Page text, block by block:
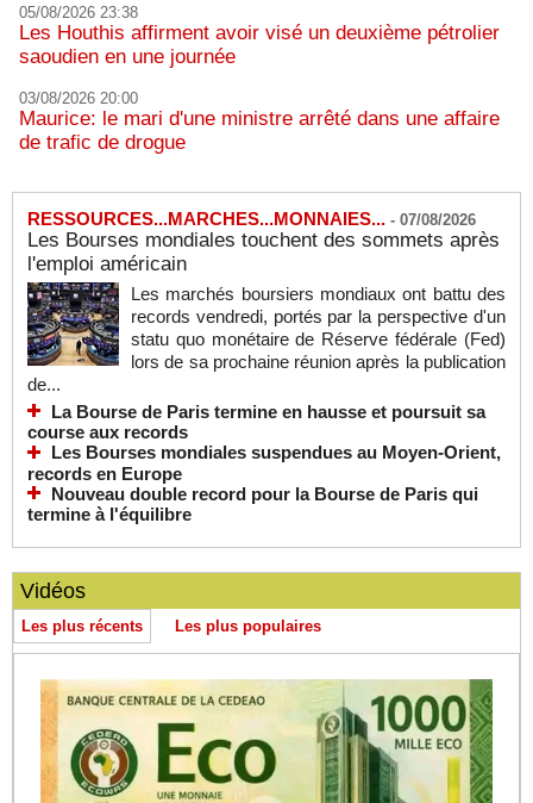
05/08/2026 23:38
Les Houthis affirment avoir visé un deuxième pétrolier
saoudien en une journée
03/08/2026 20:00
Maurice: le mari d'une ministre arrêté dans une affaire
de trafic de drogue
RESSOURCES...MARCHES...MONNAIES... - 07/08/2026
Les Bourses mondiales touchent des sommets après
l'emploi américain
Les marchés boursiers mondiaux ont battu des
records vendredi, portés par la perspective d'un
statu quo monétaire de Réserve fédérale (Fed)
lors de sa prochaine réunion après la publication
de...
La Bourse de Paris termine en hausse et poursuit sa
course aux records
Les Bourses mondiales suspendues au Moyen-Orient,
records en Europe
Nouveau double record pour la Bourse de Paris qui
termine à l'équilibre
Vidéos
Les plus récents Les plus populaires